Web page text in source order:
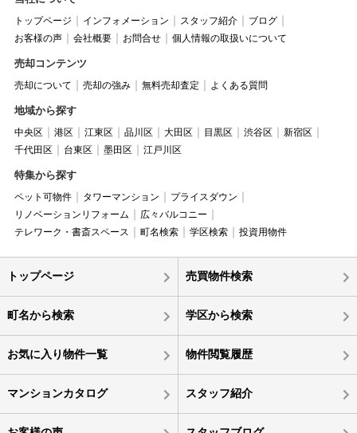
トップページ インフォメーション スタッフ紹介
ブログ
お客様の声
会社概要 お問合せ 個人情報の取扱いについて
売却コンテンツ
売却について 売却の強み 無料売却査定 よくある質問
地域から探す
中央区 港区 江東区 品川区 大田区 目黒区 渋谷区
新宿区
千代田区
台東区 墨田区 江戸川区
特集から探す
ペット可物件 タワーマンション
プライスダウン
リノベーションリフォーム
広々バルコニー
テレワーク・書斎スペース
町名検索 学区検索 投資用物件
トップページ 売買物件検索
町名から検索 学区から検索
お気に入り物件一覧 物件閲覧履歴
マンションカタログ スタッフ紹介